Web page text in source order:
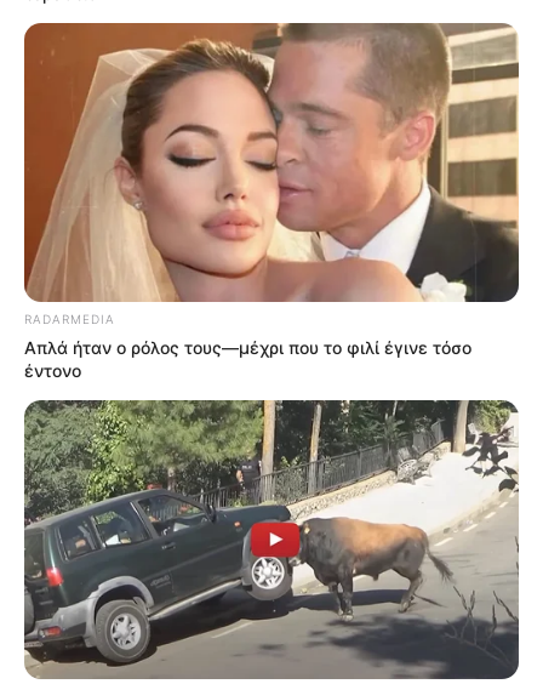
RADARMEDIA
Απλά ήταν ο ρόλος τους—μέχρι που το φιλί έγινε τόσο
έντονο